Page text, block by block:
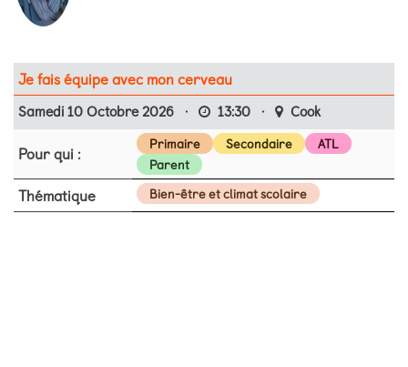
Je fais équipe avec mon cerveau
Samedi 10 Octobre 2026 · 13:30 · Cook
Pour qui : Primaire Secondaire
ATL
Parent
Thématique Bien-être et climat scolaire